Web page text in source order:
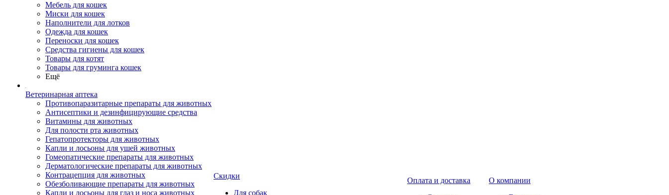
Мебель для кошек
Миски для кошек
Наполнители для лотков
Одежда для кошек
Переноски для кошек
Средства гигиены для кошек
Товары для котят
Товары для груминга кошек
Ещё
Ветеринарная аптека
Противопаразитарные препараты для животных
Антисептики и дезинфицирующие средства
Витамины для животных
Для полости рта животных
Гепатопротекторы для животных
Капли и лосьоны для ушей животных
Гомеопатические препараты для животных
Дерматологические препараты для животных
Контрацепция для животных
Обезболивающие препараты для животных
Капли и лосьоны для глаз и носа животных
Скидки
Для собак
Оплата и доставка
О компании